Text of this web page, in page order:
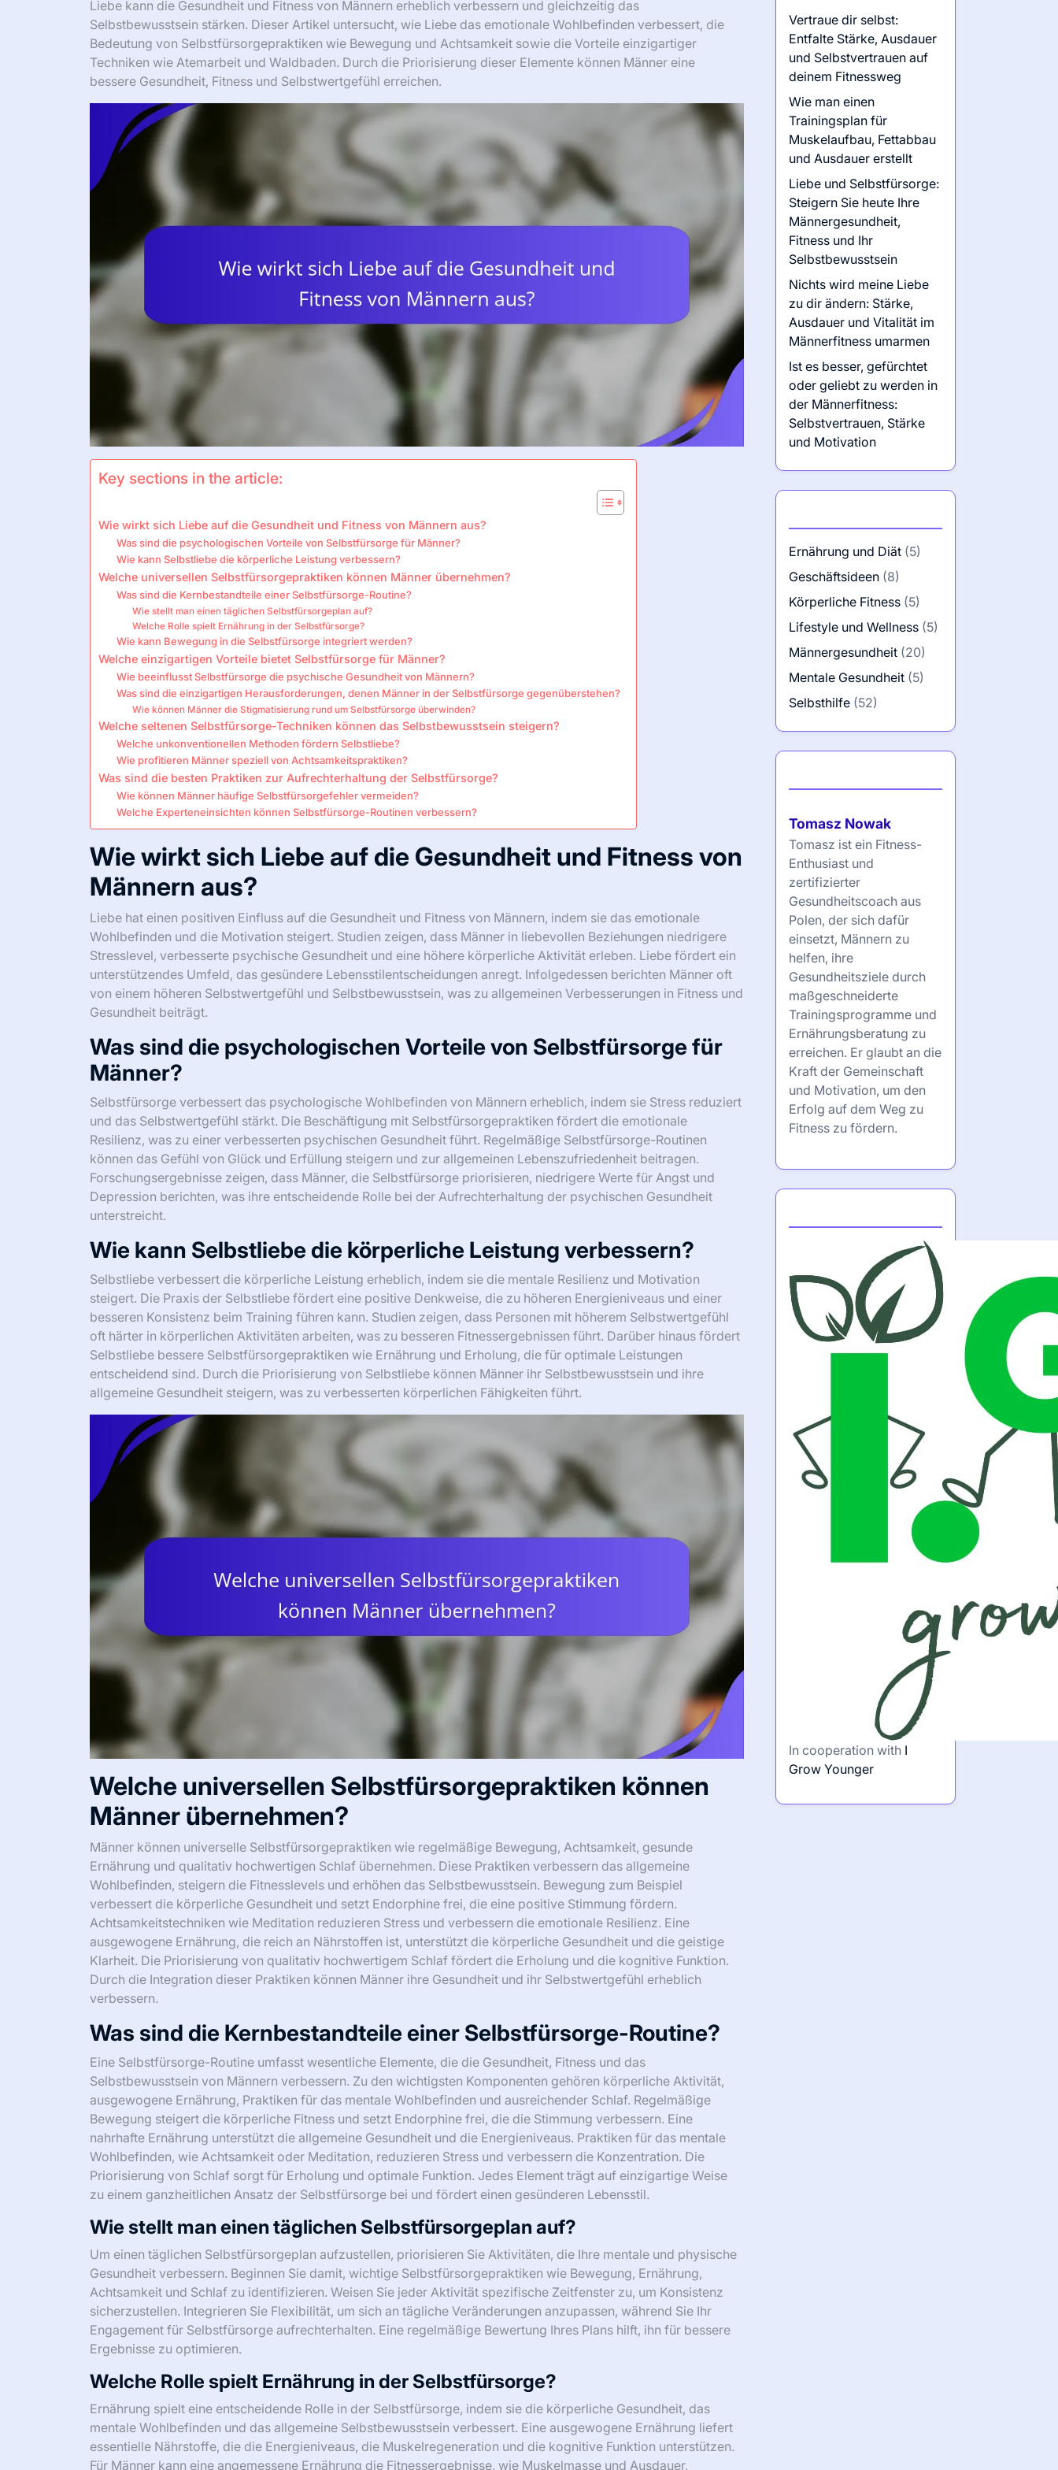
Liebe kann die Gesundheit und Fitness von Männern erheblich verbessern und gleichzeitig das
Selbstbewusstsein stärken. Dieser Artikel untersucht, wie Liebe das emotionale Wohlbefinden verbessert, die
Bedeutung von Selbstfürsorgepraktiken wie Bewegung und Achtsamkeit sowie die Vorteile einzigartiger
Techniken wie Atemarbeit und Waldbaden. Durch die Priorisierung dieser Elemente können Männer eine
bessere Gesundheit, Fitness und Selbstwertgefühl erreichen.
Key sections in the article:
Wie wirkt sich Liebe auf die Gesundheit und Fitness von Männern aus?
Was sind die psychologischen Vorteile von Selbstfürsorge für Männer?
Wie kann Selbstliebe die körperliche Leistung verbessern?
Welche universellen Selbstfürsorgepraktiken können Männer übernehmen?
Was sind die Kernbestandteile einer Selbstfürsorge-Routine?
Wie stellt man einen täglichen Selbstfürsorgeplan auf?
Welche Rolle spielt Ernährung in der Selbstfürsorge?
Wie kann Bewegung in die Selbstfürsorge integriert werden?
Welche einzigartigen Vorteile bietet Selbstfürsorge für Männer?
Wie beeinflusst Selbstfürsorge die psychische Gesundheit von Männern?
Was sind die einzigartigen Herausforderungen, denen Männer in der Selbstfürsorge gegenüberstehen?
Wie können Männer die Stigmatisierung rund um Selbstfürsorge überwinden?
Welche seltenen Selbstfürsorge-Techniken können das Selbstbewusstsein steigern?
Welche unkonventionellen Methoden fördern Selbstliebe?
Wie profitieren Männer speziell von Achtsamkeitspraktiken?
Was sind die besten Praktiken zur Aufrechterhaltung der Selbstfürsorge?
Wie können Männer häufige Selbstfürsorgefehler vermeiden?
Welche Experteneinsichten können Selbstfürsorge-Routinen verbessern?
Wie wirkt sich Liebe auf die Gesundheit und Fitness von
Männern aus?
Liebe hat einen positiven Einfluss auf die Gesundheit und Fitness von Männern, indem sie das emotionale
Wohlbefinden und die Motivation steigert. Studien zeigen, dass Männer in liebevollen Beziehungen niedrigere
Stresslevel, verbesserte psychische Gesundheit und eine höhere körperliche Aktivität erleben. Liebe fördert ein
unterstützendes Umfeld, das gesündere Lebensstilentscheidungen anregt. Infolgedessen berichten Männer oft
von einem höheren Selbstwertgefühl und Selbstbewusstsein, was zu allgemeinen Verbesserungen in Fitness und
Gesundheit beiträgt.
Was sind die psychologischen Vorteile von Selbstfürsorge für
Männer?
Selbstfürsorge verbessert das psychologische Wohlbefinden von Männern erheblich, indem sie Stress reduziert
und das Selbstwertgefühl stärkt. Die Beschäftigung mit Selbstfürsorgepraktiken fördert die emotionale
Resilienz, was zu einer verbesserten psychischen Gesundheit führt. Regelmäßige Selbstfürsorge-Routinen
können das Gefühl von Glück und Erfüllung steigern und zur allgemeinen Lebenszufriedenheit beitragen.
Forschungsergebnisse zeigen, dass Männer, die Selbstfürsorge priorisieren, niedrigere Werte für Angst und
Depression berichten, was ihre entscheidende Rolle bei der Aufrechterhaltung der psychischen Gesundheit
unterstreicht.
Wie kann Selbstliebe die körperliche Leistung verbessern?
Selbstliebe verbessert die körperliche Leistung erheblich, indem sie die mentale Resilienz und Motivation
steigert. Die Praxis der Selbstliebe fördert eine positive Denkweise, die zu höheren Energieniveaus und einer
besseren Konsistenz beim Training führen kann. Studien zeigen, dass Personen mit höherem Selbstwertgefühl
oft härter in körperlichen Aktivitäten arbeiten, was zu besseren Fitnessergebnissen führt. Darüber hinaus fördert
Selbstliebe bessere Selbstfürsorgepraktiken wie Ernährung und Erholung, die für optimale Leistungen
entscheidend sind. Durch die Priorisierung von Selbstliebe können Männer ihr Selbstbewusstsein und ihre
allgemeine Gesundheit steigern, was zu verbesserten körperlichen Fähigkeiten führt.
Welche universellen Selbstfürsorgepraktiken können
Männer übernehmen?
Männer können universelle Selbstfürsorgepraktiken wie regelmäßige Bewegung, Achtsamkeit, gesunde
Ernährung und qualitativ hochwertigen Schlaf übernehmen. Diese Praktiken verbessern das allgemeine
Wohlbefinden, steigern die Fitnesslevels und erhöhen das Selbstbewusstsein. Bewegung zum Beispiel
verbessert die körperliche Gesundheit und setzt Endorphine frei, die eine positive Stimmung fördern.
Achtsamkeitstechniken wie Meditation reduzieren Stress und verbessern die emotionale Resilienz. Eine
ausgewogene Ernährung, die reich an Nährstoffen ist, unterstützt die körperliche Gesundheit und die geistige
Klarheit. Die Priorisierung von qualitativ hochwertigem Schlaf fördert die Erholung und die kognitive Funktion.
Durch die Integration dieser Praktiken können Männer ihre Gesundheit und ihr Selbstwertgefühl erheblich
verbessern.
Was sind die Kernbestandteile einer Selbstfürsorge-Routine?
Eine Selbstfürsorge-Routine umfasst wesentliche Elemente, die die Gesundheit, Fitness und das
Selbstbewusstsein von Männern verbessern. Zu den wichtigsten Komponenten gehören körperliche Aktivität,
ausgewogene Ernährung, Praktiken für das mentale Wohlbefinden und ausreichender Schlaf. Regelmäßige
Bewegung steigert die körperliche Fitness und setzt Endorphine frei, die die Stimmung verbessern. Eine
nahrhafte Ernährung unterstützt die allgemeine Gesundheit und die Energieniveaus. Praktiken für das mentale
Wohlbefinden, wie Achtsamkeit oder Meditation, reduzieren Stress und verbessern die Konzentration. Die
Priorisierung von Schlaf sorgt für Erholung und optimale Funktion. Jedes Element trägt auf einzigartige Weise
zu einem ganzheitlichen Ansatz der Selbstfürsorge bei und fördert einen gesünderen Lebensstil.
Wie stellt man einen täglichen Selbstfürsorgeplan auf?
Um einen täglichen Selbstfürsorgeplan aufzustellen, priorisieren Sie Aktivitäten, die Ihre mentale und physische
Gesundheit verbessern. Beginnen Sie damit, wichtige Selbstfürsorgepraktiken wie Bewegung, Ernährung,
Achtsamkeit und Schlaf zu identifizieren. Weisen Sie jeder Aktivität spezifische Zeitfenster zu, um Konsistenz
sicherzustellen. Integrieren Sie Flexibilität, um sich an tägliche Veränderungen anzupassen, während Sie Ihr
Engagement für Selbstfürsorge aufrechterhalten. Eine regelmäßige Bewertung Ihres Plans hilft, ihn für bessere
Ergebnisse zu optimieren.
Welche Rolle spielt Ernährung in der Selbstfürsorge?
Ernährung spielt eine entscheidende Rolle in der Selbstfürsorge, indem sie die körperliche Gesundheit, das
mentale Wohlbefinden und das allgemeine Selbstbewusstsein verbessert. Eine ausgewogene Ernährung liefert
essentielle Nährstoffe, die die Energieniveaus, die Muskelregeneration und die kognitive Funktion unterstützen.
Für Männer kann eine angemessene Ernährung die Fitnessergebnisse, wie Muskelmasse und Ausdauer,
Vertraue dir selbst:
Entfalte Stärke, Ausdauer
und Selbstvertrauen auf
deinem Fitnessweg
Wie man einen
Trainingsplan für
Muskelaufbau, Fettabbau
und Ausdauer erstellt
Liebe und Selbstfürsorge:
Steigern Sie heute Ihre
Männergesundheit,
Fitness und Ihr
Selbstbewusstsein
Nichts wird meine Liebe
zu dir ändern: Stärke,
Ausdauer und Vitalität im
Männerfitness umarmen
Ist es besser, gefürchtet
oder geliebt zu werden in
der Männerfitness:
Selbstvertrauen, Stärke
und Motivation
Ernährung und Diät (5)
Geschäftsideen (8)
Körperliche Fitness (5)
Lifestyle und Wellness (5)
Männergesundheit (20)
Mentale Gesundheit (5)
Selbsthilfe (52)
Tomasz Nowak
Tomasz ist ein Fitness-
Enthusiast und
zertifizierter
Gesundheitscoach aus
Polen, der sich dafür
einsetzt, Männern zu
helfen, ihre
Gesundheitsziele durch
maßgeschneiderte
Trainingsprogramme und
Ernährungsberatung zu
erreichen. Er glaubt an die
Kraft der Gemeinschaft
und Motivation, um den
Erfolg auf dem Weg zu
Fitness zu fördern.
In cooperation with I
Grow Younger